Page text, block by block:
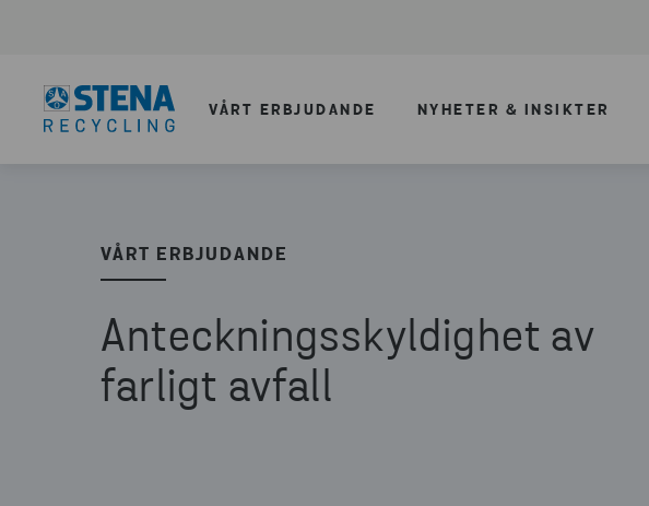
VÅRT ERBJUDANDE NYHETER & INSIKTER
VÅRT ERBJUDANDE
Anteckningsskyldighet av
farligt avfall